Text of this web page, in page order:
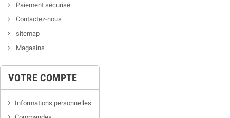
Paiement sécurisé
Contactez-nous
sitemap
Magasins
VOTRE COMPTE
Informations personnelles